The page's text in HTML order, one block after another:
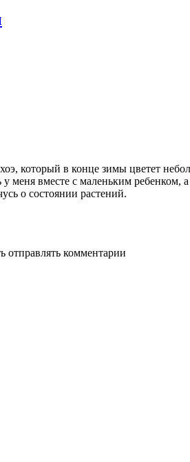
который в конце зимы цветет
у меня вместе с маленьким ребенком,
о состоянии растений.
отправлять комментарии